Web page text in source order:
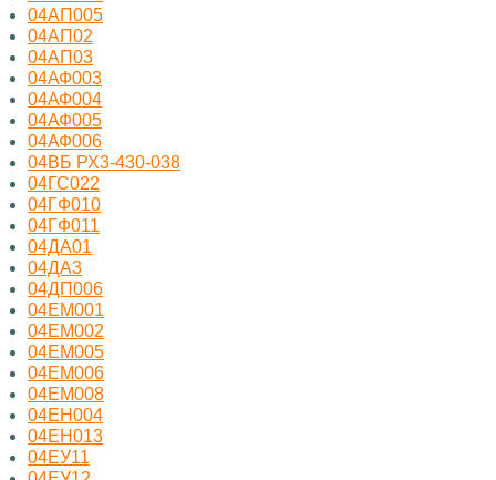
04АП005
04АП02
04АП03
04АФ003
04АФ004
04АФ005
04АФ006
04ВБ РХ3-430-038
04ГС022
04ГФ010
04ГФ011
04ДА01
04ДА3
04ДП006
04ЕМ001
04ЕМ002
04ЕМ005
04ЕМ006
04ЕМ008
04ЕН004
04ЕН013
04ЕУ11